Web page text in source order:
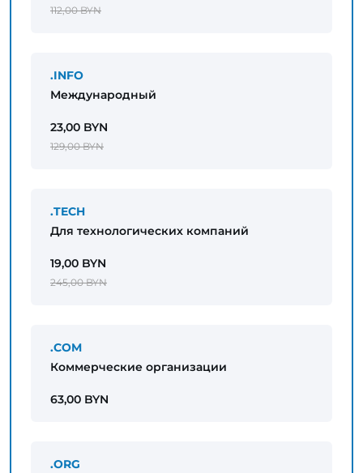
112,00 BYN
.INFO
Международный
23,00 BYN
129,00 BYN
.TECH
Для технологических компаний
19,00 BYN
245,00 BYN
.COM
Коммерческие организации
63,00 BYN
.ORG